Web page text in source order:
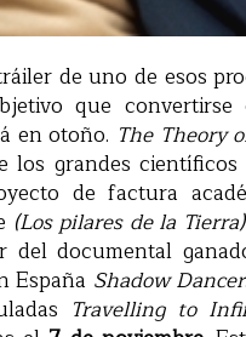
de uno de esos
que
en otoño. The Theory
los grandes
de factura
(Los pilares de la Tierra)
del documental
España Shadow Dancer
Travelling to